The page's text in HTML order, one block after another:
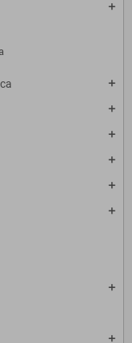
add
add
add
add
add
add
add
add
add